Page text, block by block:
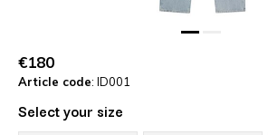
€180
Article code: ID001
Select your size